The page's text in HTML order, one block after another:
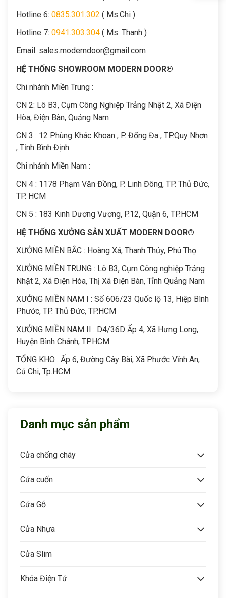
Hotline 6: 0835.301.302 ( Ms.Chi )
Hotline 7: 0941.303.304 ( Ms. Thanh )
Email: sales.moderndoor@gmail.com
HỆ THỐNG SHOWROOM MODERN DOOR®
Chi nhánh Miền Trung :
CN 2: Lô B3, Cụm Công Nghiệp Trảng Nhật 2, Xã Điện
Hòa, Điện Bàn, Quảng Nam
CN 3 : 12 Phùng Khác Khoan , P. Đống Đa , TP.Quy Nhơn
, Tỉnh Bình Định
Chi nhánh Miền Nam :
CN 4 : 1178 Phạm Văn Đồng, P. Linh Đông, TP. Thủ Đức,
TP. HCM
CN 5 : 183 Kinh Dương Vương, P.12, Quận 6, TP.HCM
HỆ THỐNG XƯỞNG SẢN XUẤT MODERN DOOR®
XƯỞNG MIỀN BẮC : Hoàng Xá, Thanh Thủy, Phú Thọ
XƯỞNG MIỀN TRUNG : Lô B3, Cụm Công nghiệp Trảng
Nhật 2, Xã Điện Hòa, Thị Xã Điện Bàn, Tỉnh Quảng Nam
XƯỞNG MIỀN NAM I : Số 606/23 Quốc lộ 13, Hiệp Bình
Phước, TP. Thủ Đức, TP.HCM
XƯỞNG MIỀN NAM II : D4/36D Ấp 4, Xã Hưng Long,
Huyện Bình Chánh, TP.HCM
TỔNG KHO : Ấp 6, Đường Cây Bài, Xã Phước Vĩnh An,
Củ Chi, Tp.HCM
Danh mục sản phẩm
Cửa chống cháy
Cửa cuốn
Cửa Gỗ
Cửa Nhựa
Cửa Slim
Khóa Điện Tử